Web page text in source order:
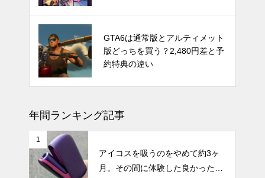
GTA6は通常版とアルティメット
版どっちを買う？2,480円差と予
約特典の違い
発売時期はいつ？PS5 Proの噂と
スペック・価格についての情報と
予測
年間ランキング記事
1
アイコスを吸うのをやめて約3ヶ
月。その間に体験した良かったこ